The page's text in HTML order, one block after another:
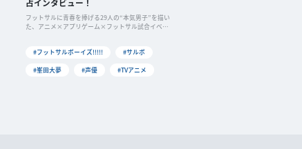
フットサルに青春を捧げる29人の“本気男子”を描い
た、アニメ×アプリゲーム×フットサル試合イベン
#フットサルボーイズ!!!!!
#サルボ
#峯田大夢
#声優 #TVアニメ